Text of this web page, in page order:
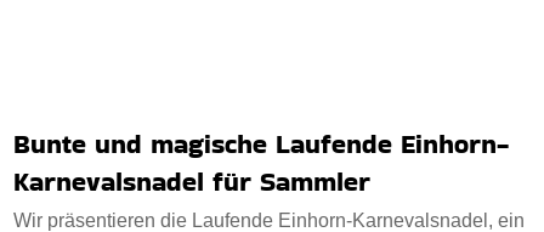
Bunte und magische Laufende Einhorn-
Karnevalsnadel für Sammler
Wir präsentieren die Laufende Einhorn-Karnevalsnadel, ein